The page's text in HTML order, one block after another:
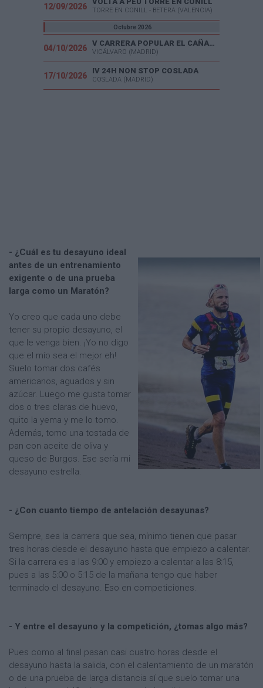
12/09/2026 TORRE EN CONILL - BETERA (VALENCIA)
Octubre 2026
04/10/2026
V CARRERA POPULAR EL CAÑAVERAL
VICÁLVARO (MADRID)
17/10/2026
IV 24H NON STOP COSLADA
COSLADA (MADRID)
- ¿Cuál es tu desayuno ideal
antes de un entrenamiento
exigente o de una prueba
larga como un Maratón?
Yo creo que cada uno debe
tener su propio desayuno, el
que le venga bien. ¡Yo no digo
que el mío sea el mejor eh!
Suelo tomar dos cafés
americanos, aguados y sin
azúcar. Luego me gusta tomar
dos o tres claras de huevo,
quito la yema y me lo tomo.
Además, tomo una tostada de
pan con aceite de oliva y
queso de Burgos. Ese sería mi
desayuno estrella.
- ¿Con cuanto tiempo de antelación desayunas?
Sempre, sea la carrera que sea, mínimo tienen que pasar
tres horas desde el desayuno hasta que empiezo a calentar.
Si la carrera es a las 9:00 y empiezo a calentar a las 8:15,
pues a las 5:00 o 5:15 de la mañana tengo que haber
terminado el desayuno. Eso en competiciones.
- Y entre el desayuno y la competición, ¿tomas algo más?
Pues como al final pasan casi cuatro horas desde el
desayuno hasta la salida, con el calentamiento de un maratón
o de una prueba de larga distancia sí que suelo tomar una